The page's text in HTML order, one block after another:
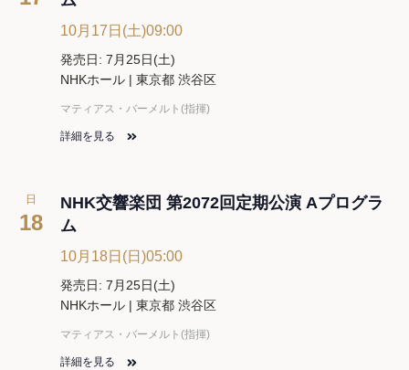
10月17日(土)09:00
発売日: 7月25日(土)
NHKホール | 東京都 渋谷区
マティアス・バーメルト(指揮)
詳細を見る
日
18
NHK交響楽団 第2072回定期公演 Aプログラ
ム
10月18日(日)05:00
発売日: 7月25日(土)
NHKホール | 東京都 渋谷区
マティアス・バーメルト(指揮)
詳細を見る